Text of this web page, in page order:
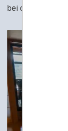
bei den heißen